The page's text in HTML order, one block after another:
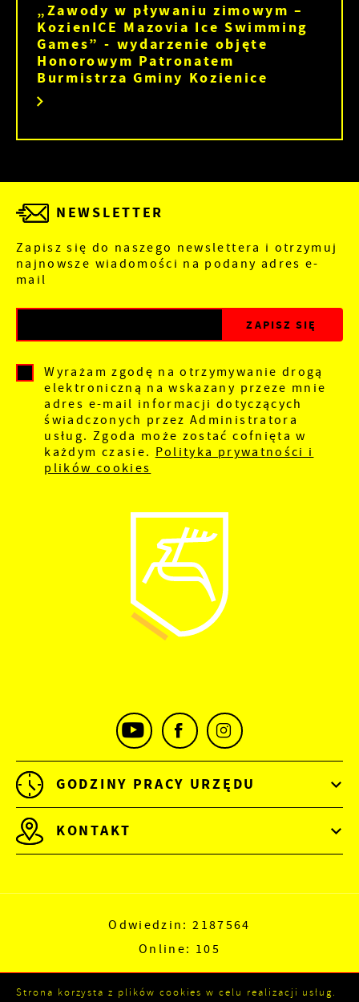
„Zawody w pływaniu zimowym –
KozienICE Mazovia Ice Swimming
Games” - wydarzenie objęte
Honorowym Patronatem
Burmistrza Gminy Kozienice
NEWSLETTER
Zapisz się do naszego newslettera i otrzymuj
najnowsze wiadomości na podany adres e-
mail
Wyrażam zgodę na otrzymywanie drogą
elektroniczną na wskazany przeze mnie
adres e-mail informacji dotyczących
świadczonych przez Administratora
usług. Zgoda może zostać cofnięta w
każdym czasie. Polityka prywatności i
plików cookies
GODZINY PRACY URZĘDU
KONTAKT
Odwiedzin: 2187564
Online: 105
Strona korzysta z plików cookies w celu realizacji usług.